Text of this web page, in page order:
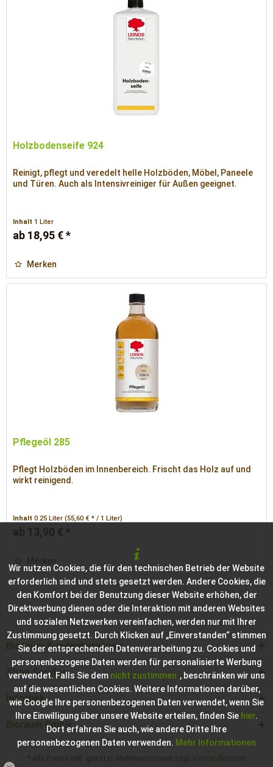
Holzbodenseife 924
Reinigt, pflegt und veredelt helle Holzböden, Möbel, Paneele
und Türen. Auch als Intensivreiniger für Außen geeignet.
Inhalt1 Liter
ab 18,95 € *
Merken
Pflegeöl 285
Pflegt Holzböden im Innenbereich. Frischt das Holz auf und
wirkt reinigend.
Inhalt0.25 Liter(55,60 € * / 1 Liter)
ab 13,90 € *
Merken
Bioraum Kundenberatung
Shop Service
Infothek
Bioraum GmbH
* Alle Preise inkl. gesetzl. Mehrwertsteuer zzgl. Versandkosten
Wir nutzen Cookies, die für den technischen Betrieb der Website
erforderlich sind und stets gesetzt werden. Andere Cookies, die
den Komfort bei der Benutzung dieser Website erhöhen, der
Direktwerbung dienen oder die Interaktion mit anderen Websites
und sozialen Netzwerken vereinfachen, werden nur mit Ihrer
Zustimmung gesetzt. Durch Klicken auf „Einverstanden“ stimmen
Sie der entsprechenden Datenverarbeitung zu. Cookies und
personenbezogene Daten werden für personalisierte Werbung
verwendet. Falls Sie dem nicht zustimmen , beschränken wir uns
auf die wesentlichen Cookies. Weitere Informationen darüber,
wie Google Ihre personenbezogenen Daten verwendet, wenn Sie
Ihre Einwilligung über unsere Website erteilen, finden Sie hier.
Dort erfahren Sie auch, wie andere Dritte Ihre
personenbezogenen Daten verwenden. Mehr Informationen